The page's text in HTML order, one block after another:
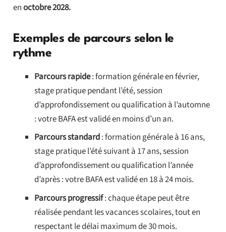
enoctobre 2028.
Exemples de parcours selon le
rythme
Parcours rapide: formation générale en février,
stage pratique pendant l’été, session
d’approfondissement ou qualification à l’automne
: votre BAFA est validé en moins d’un an.
Parcours standard: formation générale à 16 ans,
stage pratique l’été suivant à 17 ans, session
d’approfondissement ou qualification l’année
d’après : votre BAFA est validé en 18 à 24 mois.
Parcours progressif: chaque étape peut être
réalisée pendant les vacances scolaires, tout en
respectant le délai maximum de 30 mois.